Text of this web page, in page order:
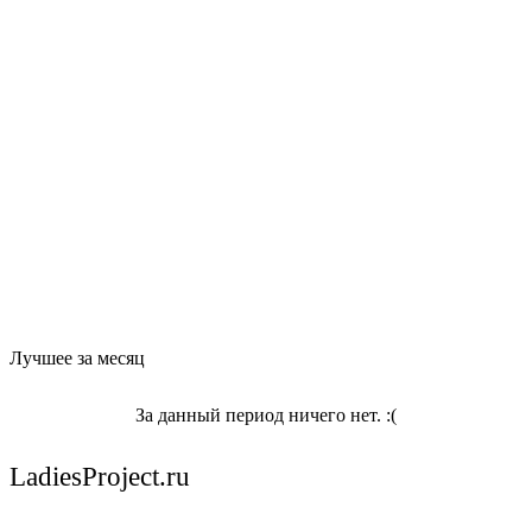
Лучшее за месяц
За данный период ничего нет. :(
LadiesProject.ru